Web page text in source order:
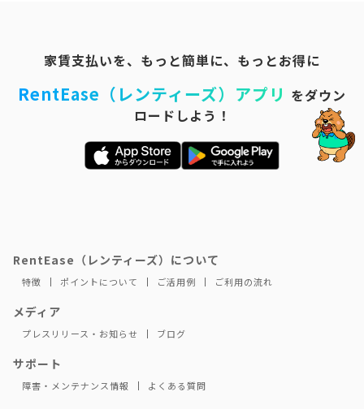
家賃支払いを、もっと簡単に、もっとお得に
RentEase（レンティーズ）アプリ をダウン
ロードしよう！
RentEase（レンティーズ）について
特徴 ポイントについて ご活用例 ご利用の流れ
メディア
プレスリリース・お知らせ ブログ
サポート
障害・メンテナンス情報 よくある質問